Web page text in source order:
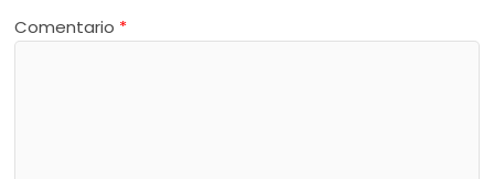
Comentario *